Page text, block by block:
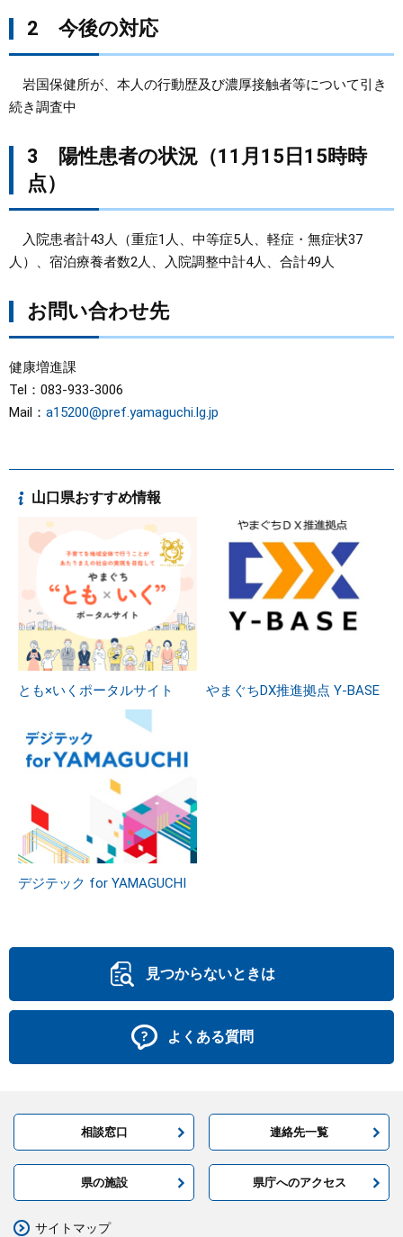
2 今後の対応
岩国保健所が、本人の行動歴及び濃厚接触者等について引き
続き調査中
3 陽性患者の状況（11月15日15時時
点）
入院患者計43人（重症1人、中等症5人、軽症・無症状37
人）、宿泊療養者数2人、入院調整中計4人、合計49人
お問い合わせ先
健康増進課
Tel：083-933-3006
Mail： a15200@pref.yamaguchi.lg.jp
山口県おすすめ情報
とも×いくポータルサイト やまぐちDX推進拠点 Y-BASE
デジテック for YAMAGUCHI
見つからないときは
よくある質問
相談窓口 連絡先一覧
県の施設 県庁へのアクセス
サイトマップ